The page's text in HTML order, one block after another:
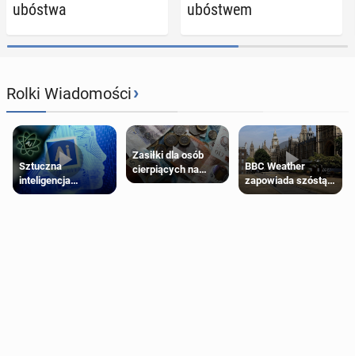
ubóstwa
ubó­stwem
Rolki Wiadomości›
Sztuczna
inteligencja
próbowała oszukać
Zasiłki dla osób
cierpiących na
schorzenia
BBC Weather
zapowiada szóstą
falę upałów w